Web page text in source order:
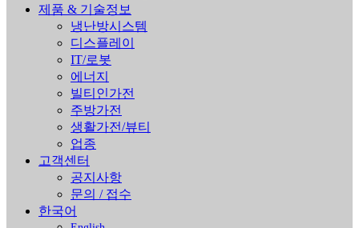
제품 & 기술정보
냉난방시스템
디스플레이
IT/로봇
에너지
빌티인가전
주방가전
생활가전/뷰티
업종
고객센터
공지사항
문의 / 접수
한국어